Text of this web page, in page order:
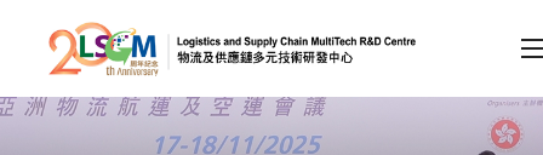
A A EN 繁 简